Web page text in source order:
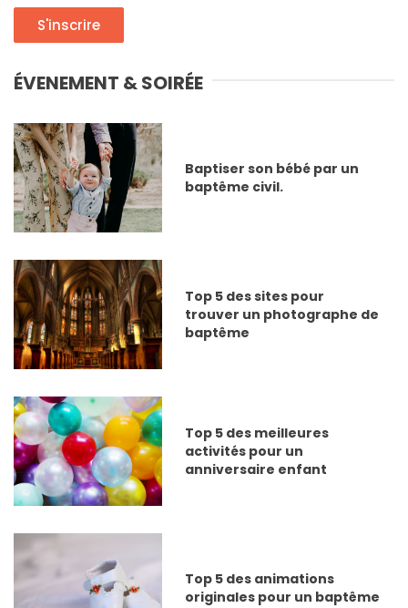
S'inscrire
ÉVENEMENT & SOIRÉE
Baptiser son bébé par un
baptême civil.
Top 5 des sites pour
trouver un photographe de
baptême
Top 5 des meilleures
activités pour un
anniversaire enfant
Top 5 des animations
originales pour un baptême